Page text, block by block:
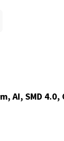
AI, SMD 4.0,